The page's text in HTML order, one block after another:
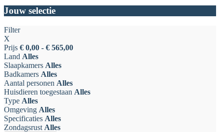
Jouw selectie
Filter
X
Prijs € 0,00 - € 565,00
Land Alles
Slaapkamers Alles
Badkamers Alles
Aantal personen Alles
Huisdieren toegestaan Alles
Type Alles
Omgeving Alles
Specificaties Alles
Zondagsrust Alles